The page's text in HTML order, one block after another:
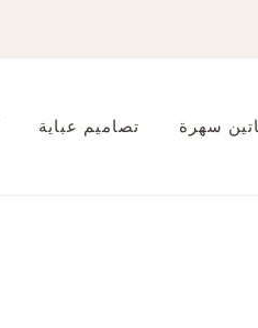
سهرة تصاميم عباية